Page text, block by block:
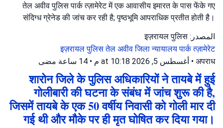
तेल अवीव पुलिस पार्क त्ज़ामेरेट में एक आवासीय इमारत के पास फेंके गए
संदिग्ध ग्रेनेड की जांच कर रही है; पृष्ठभूमि आपराधिक प्रतीत होती है।
المصدر: इज़रायल पुलिस
इज़रायल पुलिसतेल अवीव जिला न्यायालयपार्क त्ज़ामेरेट
अपराध
• أغسطس 5, 2026 at 10:18 م • 14 ساعة مضى
शारोन जिले के पुलिस अधिकारियों ने तायबे में हुई
गोलीबारी की घटना के संबंध में जांच शुरू की है,
जिसमें तायबे के एक 50 वर्षीय निवासी को गोली मार दी
गई थी और मौके पर ही मृत घोषित कर दिया गया।